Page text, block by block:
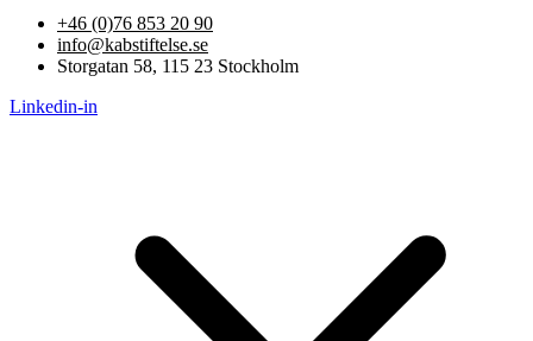
+46 (0)76 853 20 90
info@kabstiftelse.se
Storgatan 58, 115 23 Stockholm
Linkedin-in